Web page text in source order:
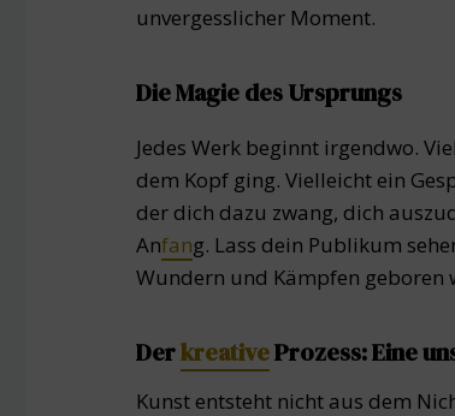
unvergesslicher Moment.
Die Magie des Ursprungs
Jedes Werk beginnt irgendwo.
dem Kopf ging. Vielleicht ein
der dich dazu zwang, dich
Anfang. Lass dein Publikum
Wundern und Kämpfen geboren
DerkreativeProzess: Eine
Kunst entsteht nicht aus dem